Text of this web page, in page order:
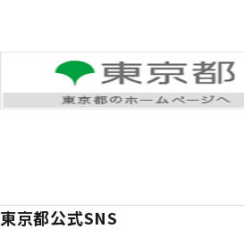
東京都公式SNS